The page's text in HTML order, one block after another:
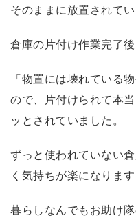
そのままに放置されて
倉庫の片付け作業完了
「物置には壊れている
ので、片付けられて本
ッとされていました。
ずっと使われていない
く気持ちが楽になります
暮らしなんでもお助け